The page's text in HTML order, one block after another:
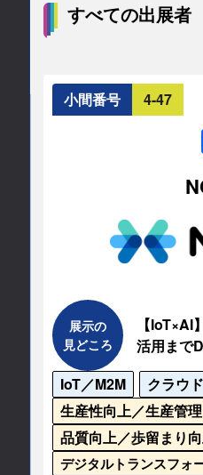
すべての出展者
小間番号 4-47
展示の
見どころ
【
活用まで
IoT／M2M
クラウド
生産性向上／生産管理
品質向上／歩留まり
デジタルトランスフォ